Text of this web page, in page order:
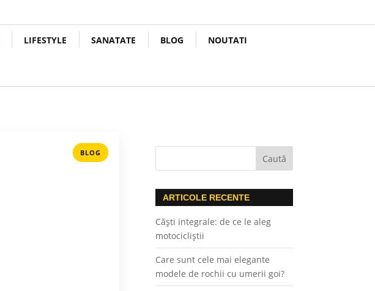
LIFESTYLE SANATATE BLOG NOUTATI
BLOG
ARTICOLE RECENTE
Căști integrale: de ce le aleg
motocicliștii
Care sunt cele mai elegante
modele de rochii cu umerii goi?